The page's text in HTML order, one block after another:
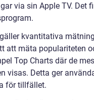
via sin Apple TV. Det
kvantitativa
att mäta populariteten
Top Charts där de
visas. Detta ger
för tillfället.